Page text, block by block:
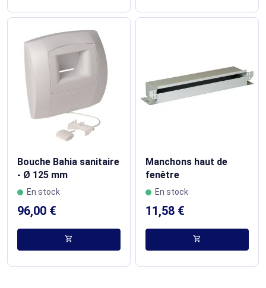
Bouche Bahia sanitaire
- Ø 125 mm
En stock
96,00 €
shopping_cart
Manchons haut de
fenêtre
En stock
11,58 €
shopping_cart